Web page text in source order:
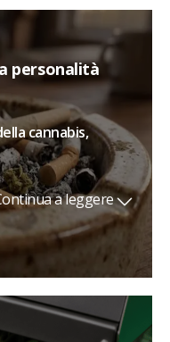
personalità
cannabis,
a leggere